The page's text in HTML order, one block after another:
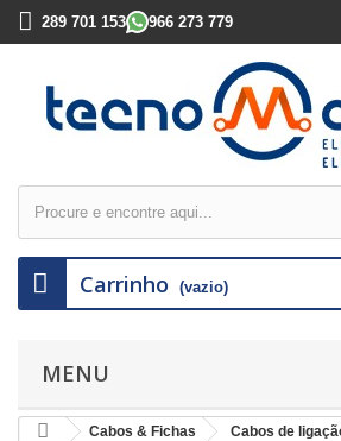
289 701 153 966 273 779
Carrinho (vazio)
MENU
Cabos & Fichas Cabos de